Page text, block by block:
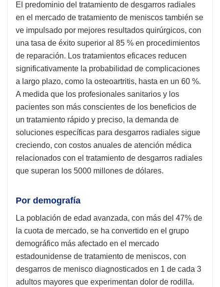
El predominio del tratamiento de desgarros radiales
en el mercado de tratamiento de meniscos también se
ve impulsado por mejores resultados quirúrgicos, con
una tasa de éxito superior al 85 % en procedimientos
de reparación. Los tratamientos eficaces reducen
significativamente la probabilidad de complicaciones
a largo plazo, como la osteoartritis, hasta en un 60 %.
A medida que los profesionales sanitarios y los
pacientes son más conscientes de los beneficios de
un tratamiento rápido y preciso, la demanda de
soluciones específicas para desgarros radiales sigue
creciendo, con costos anuales de atención médica
relacionados con el tratamiento de desgarros radiales
que superan los 5000 millones de dólares.
Por demografía
La población de edad avanzada, con más del 47% de
la cuota de mercado, se ha convertido en el grupo
demográfico más afectado en el mercado
estadounidense de tratamiento de meniscos, con
desgarros de menisco diagnosticados en 1 de cada 3
adultos mayores que experimentan dolor de rodilla.